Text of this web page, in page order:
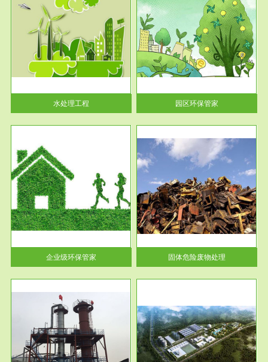
水处理工程
服务范围
园区环保管家
2016 年 4 月，环保部下发《关
于积极发挥环境保护作用促进供
给侧结...
园区环保管家
企业级环保管家
服务范围
固体危险废物处理
固体废物解释：固体废物是指人
们在生产建设、日常生活和其他
活动中...
固体危险废物处理
服务范围
市政固废处理